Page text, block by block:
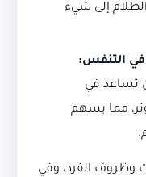
إلى شيء
في التنفس:
تساعد في
مما يسهم
وظروف الفرد، وفي